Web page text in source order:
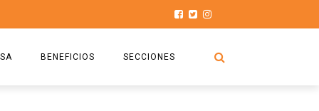
BENEFICIOS SECCIONES